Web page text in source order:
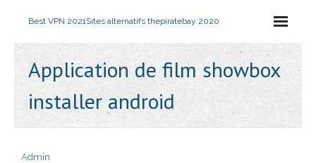
Best VPN 2021Sites alternatifs thepiratebay 2020
Application de film showbox
installer android
Admin